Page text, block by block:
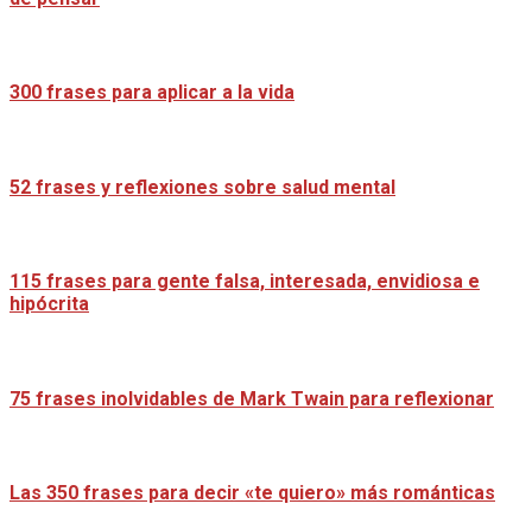
300 frases para aplicar a la vida
52 frases y reflexiones sobre salud mental
115 frases para gente falsa, interesada, envidiosa e
hipócrita
75 frases inolvidables de Mark Twain para reflexionar
Las 350 frases para decir «te quiero» más románticas